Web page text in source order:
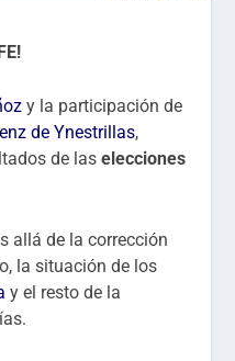
y la participación de
de Ynestrillas,
de laselecciones
allá de la corrección
la situación de los
y el resto de la